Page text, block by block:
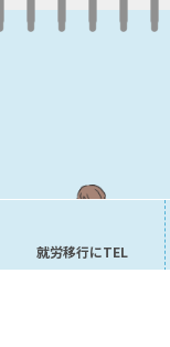
就労移行にTEL